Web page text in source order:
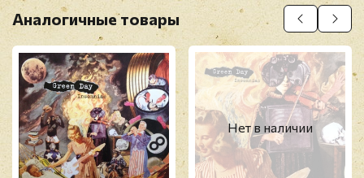
Аналогичные товары
Нет в наличии